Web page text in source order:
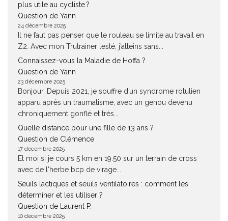
plus utile au cycliste ?
Question de Yann
24 décembre 2025
Il ne faut pas penser que le rouleau se limite au travail en
Z2. Avec mon Trutrainer lesté, j’atteins sans...
Connaissez-vous la Maladie de Hoffa ?
Question de Yann
23 décembre 2025
Bonjour, Depuis 2021, je souffre d’un syndrome rotulien
apparu après un traumatisme, avec un genou devenu
chroniquement gonflé et très...
Quelle distance pour une fille de 13 ans ?
Question de Clémence
17 décembre 2025
Et moi si je cours 5 km en 19.50 sur un terrain de cross
avec de l'herbe bcp de virage...
Seuils lactiques et seuils ventilatoires : comment les
déterminer et les utiliser ?
Question de Laurent P.
10 décembre 2025